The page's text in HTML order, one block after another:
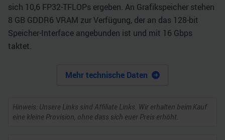
sich 10,6 FP32-TFLOPs ergeben. An Grafikspeicher stehen
8 GB GDDR6 VRAM zur Verfügung, der an das 128-bit
Speicher-Interface angebunden ist und mit 16 Gbps
taktet.
Mehr technische Daten
Hinweis: Unsere Links sind Affiliate Links. Wir erhalten beim Kauf
eine kleine Provision, ohne dass sich euer Preis erhöht.